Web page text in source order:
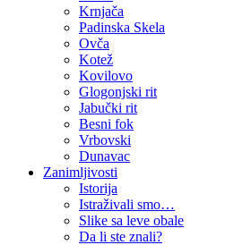
Krnjača
Padinska Skela
Ovča
Kotež
Kovilovo
Glogonjski rit
Jabučki rit
Besni fok
Vrbovski
Dunavac
Zanimljivosti
Istorija
Istraživali smo…
Slike sa leve obale
Da li ste znali?